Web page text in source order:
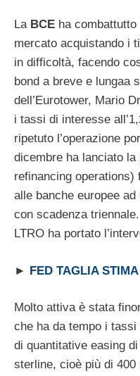
La BCE ha
mercato acquistando i
in difficoltà, facendo
bond a breve e lungaa
dell’Eurotower, Mario
i tassi di interesse
ripetuto l’operazione
dicembre ha lanciato la
refinancing operations)
alle banche europee
con scadenza
LTRO ha portato
► FED TAGLIA
Molto attiva è stata
che ha da tempo i
di quantitative easing
sterline, cioè più di